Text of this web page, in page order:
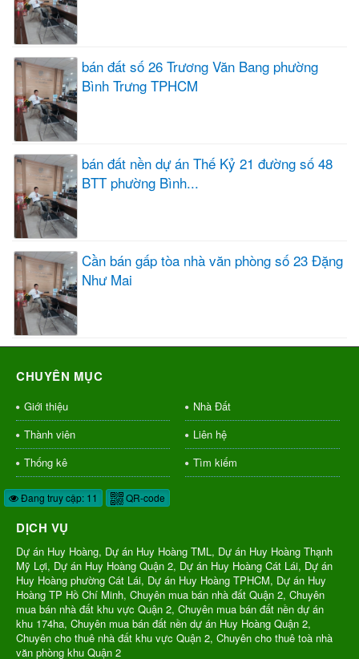
bán đất số 26 Trương Văn Bang phường
Bình Trưng TPHCM
bán đất nền dự án Thế Kỷ 21 đường số 48
BTT phường Bình...
Cần bán gấp tòa nhà văn phòng số 23 Đặng
Như Mai
CHUYÊN MỤC
Giới thiệu
Nhà Đất
Thành viên
Liên hệ
Thống kê
Tìm kiếm
Đang truy cập: 11 QR-code
DỊCH VỤ
Dự án Huy Hoàng, Dự án Huy Hoàng TML, Dự án Huy Hoàng Thạnh
Mỹ Lợi, Dự án Huy Hoàng Quận 2, Dự án Huy Hoàng Cát Lái, Dự án
Huy Hoàng phường Cát Lái, Dự án Huy Hoàng TPHCM, Dự án Huy
Hoàng TP Hồ Chí Minh, Chuyên mua bán nhà đất Quận 2, Chuyên
mua bán nhà đất khu vực Quận 2, Chuyên mua bán đất nền dự án
khu 174ha, Chuyên mua bán đất nền dự án Huy Hoàng Quận 2,
Chuyên cho thuê nhà đất khu vực Quận 2, Chuyên cho thuê toà nhà
văn phòng khu Quận 2